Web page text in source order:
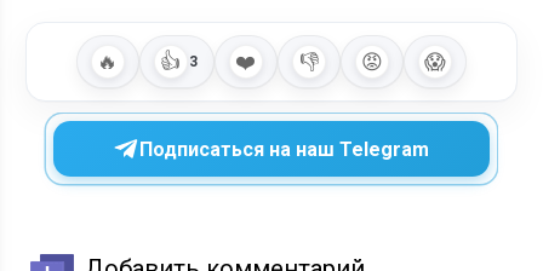
🔥 👍 3 ❤️ 👎 😡 😱
Подписаться на наш Telegram